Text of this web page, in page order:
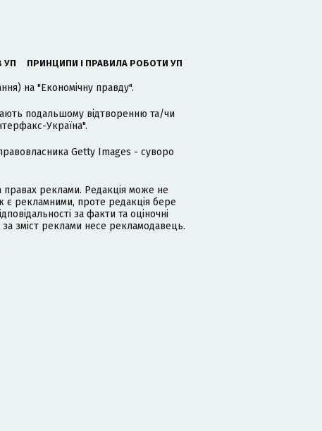
УП ПРИНЦИПИ І ПРАВИЛА РОБОТИ УП
на "Економічну правду".
подальшому відтворенню та/чи
Україна".
Getty Images - суворо
реклами. Редакція може не
рекламними, проте редакція бере
за факти та оціночні
за зміст реклами несе рекламодавець.